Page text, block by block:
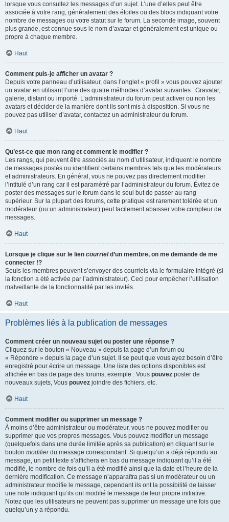
lorsque vous consultez les messages d’un sujet. L’une d’elles peut être
associée à votre rang, généralement des étoiles ou des blocs indiquant votre
nombre de messages ou votre statut sur le forum. La seconde image, souvent
plus grande, est connue sous le nom d’avatar et généralement est unique ou
propre à chaque membre.
Haut
Comment puis-je afficher un avatar ?
Depuis votre panneau d’utilisateur, dans l’onglet « profil » vous pouvez ajouter
un avatar en utilisant l’une des quatre méthodes d’avatar suivantes : Gravatar,
galerie, distant ou importé. L’administrateur du forum peut activer ou non les
avatars et décider de la manière dont ils sont mis à disposition. Si vous ne
pouvez pas utiliser d’avatar, contactez un administrateur du forum.
Haut
Qu’est-ce que mon rang et comment le modifier ?
Les rangs, qui peuvent être associés au nom d’utilisateur, indiquent le nombre
de messages postés ou identifient certains membres tels que les modérateurs
et administrateurs. En général, vous ne pouvez pas directement modifier
l’intitulé d’un rang car il est paramétré par l’administrateur du forum. Évitez de
poster des messages sur le forum dans le seul but de passer au rang
supérieur. Sur la plupart des forums, cette pratique est rarement tolérée et un
modérateur (ou un administrateur) peut facilement abaisser votre compteur de
messages.
Haut
Lorsque je clique sur le lien courrield’un membre, on me demande de me
connecter !?
Seuls les membres peuvent s’envoyer des courriels via le formulaire intégré (si
la fonction a été activée par l’administrateur). Ceci pour empêcher l’utilisation
malveillante de la fonctionnalité par les invités.
Haut
Problèmes liés à la publication de messages
Comment créer un nouveau sujet ou poster une réponse ?
Cliquez sur le bouton « Nouveau » depuis la page d’un forum ou
« Répondre » depuis la page d’un sujet. Il se peut que vous ayez besoin d’être
enregistré pour écrire un message. Une liste des options disponibles est
affichée en bas de page des forums, exemple : Vous pouvez poster de
nouveaux sujets, Vous pouvez joindre des fichiers, etc.
Haut
Comment modifier ou supprimer un message ?
À moins d’être administrateur ou modérateur, vous ne pouvez modifier ou
supprimer que vos propres messages. Vous pouvez modifier un message
(quelquefois dans une durée limitée après sa publication) en cliquant sur le
bouton modifierdu message correspondant. Si quelqu’un a déjà répondu au
message, un petit texte s’affichera en bas du message indiquant qu’il a été
modifié, le nombre de fois qu’il a été modifié ainsi que la date et l’heure de la
dernière modification. Ce message n’apparaîtra pas si un modérateur ou un
administrateur modifie le message, cependant ils ont la possibilité de laisser
une note indiquant qu’ils ont modifié le message de leur propre initiative.
Notez que les utilisateurs ne peuvent pas supprimer un message une fois que
quelqu’un y a répondu.